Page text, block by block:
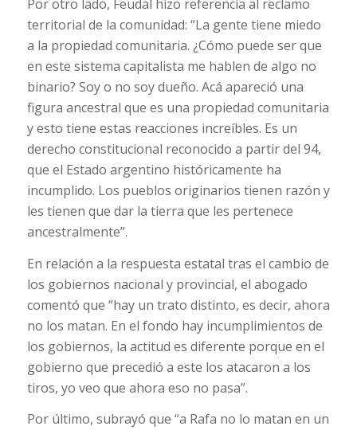
Por otro lado, Feudal hizo referencia al reclamo
territorial de la comunidad: “La gente tiene miedo
a la propiedad comunitaria. ¿Cómo puede ser que
en este sistema capitalista me hablen de algo no
binario? Soy o no soy dueño. Acá apareció una
figura ancestral que es una propiedad comunitaria
y esto tiene estas reacciones increíbles. Es un
derecho constitucional reconocido a partir del 94,
que el Estado argentino históricamente ha
incumplido. Los pueblos originarios tienen razón y
les tienen que dar la tierra que les pertenece
ancestralmente”.
En relación a la respuesta estatal tras el cambio de
los gobiernos nacional y provincial, el abogado
comentó que “hay un trato distinto, es decir, ahora
no los matan. En el fondo hay incumplimientos de
los gobiernos, la actitud es diferente porque en el
gobierno que precedió a este los atacaron a los
tiros, yo veo que ahora eso no pasa”.
Por último, subrayó que “a Rafa no lo matan en un